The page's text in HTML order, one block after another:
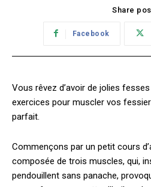
Share
Facebook
Vous rêvez d’avoir de jolies
exercices pour muscler vos
parfait.
Commençons par un petit cours
composée de trois muscles, qui,
pendouillent sans panache,